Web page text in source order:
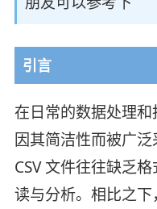
引言
在日常的数据处理和
因其简洁性而被广泛
CSV 文件往往缺乏
读与分析。相比之